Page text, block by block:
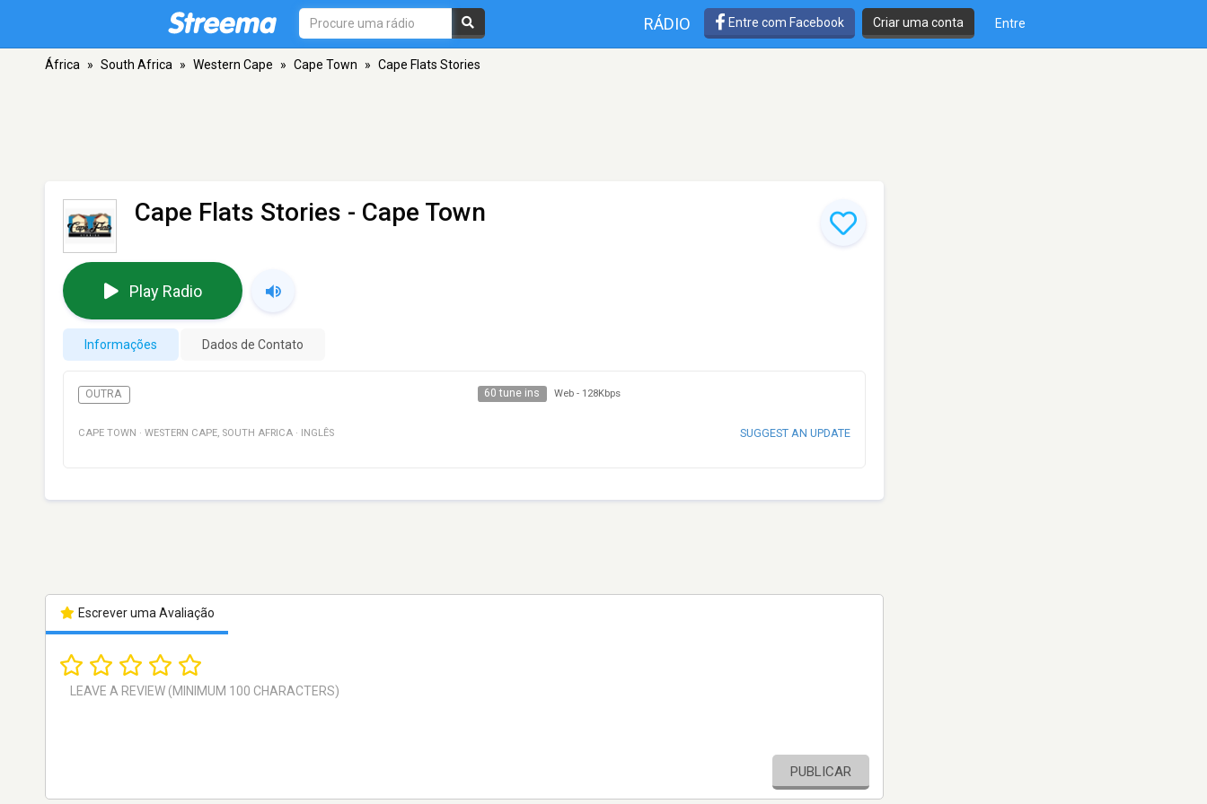
RÁDIO Entre com Facebook Criar uma conta Entre
África » South Africa » Western Cape » Cape Town » Cape Flats Stories
Cape Flats Stories - Cape Town
Play Radio
Informações Dados de Contato
OUTRA 60 tune ins Web - 128Kbps
CAPE TOWN · WESTERN CAPE, SOUTH AFRICA · INGLÊS SUGGEST AN UPDATE
Escrever uma Avaliação
PUBLICAR